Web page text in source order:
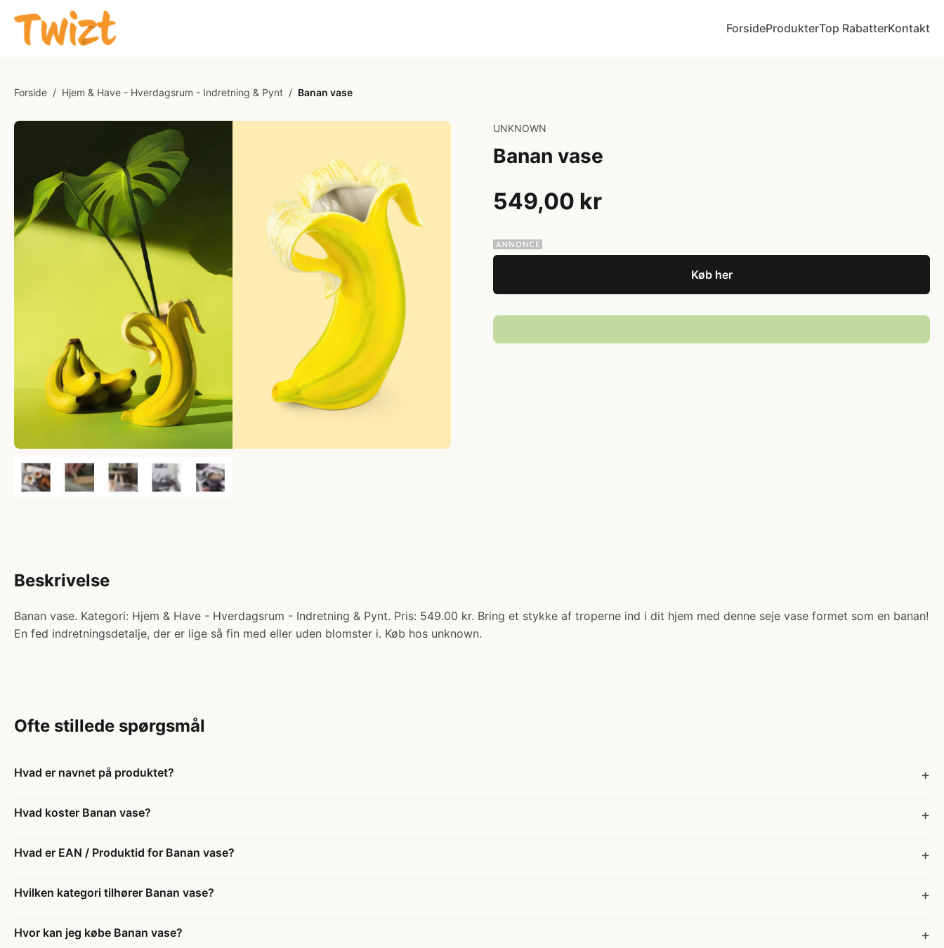
ForsideProdukterTop RabatterKontakt
Forside / Hjem & Have - Hverdagsrum - Indretning & Pynt / Banan vase
UNKNOWN
Banan vase
549,00 kr
Køb her
Beskrivelse
Banan vase. Kategori: Hjem & Have - Hverdagsrum - Indretning & Pynt. Pris: 549.00 kr. Bring et stykke af troperne ind i dit hjem med denne seje vase formet som en banan!
En fed indretningsdetalje, der er lige så fin med eller uden blomster i. Køb hos unknown.
Ofte stillede spørgsmål
Hvad er navnet på produktet?
Hvad koster Banan vase?
Hvad er EAN / Produktid for Banan vase?
Hvilken kategori tilhører Banan vase?
Hvor kan jeg købe Banan vase?